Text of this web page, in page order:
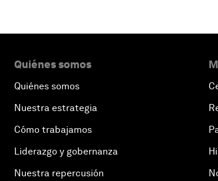
Quiénes somos
Quiénes somos
Nuestra estrategia
Cómo trabajamos
Liderazgo y gobernanza
Nuestra repercusión